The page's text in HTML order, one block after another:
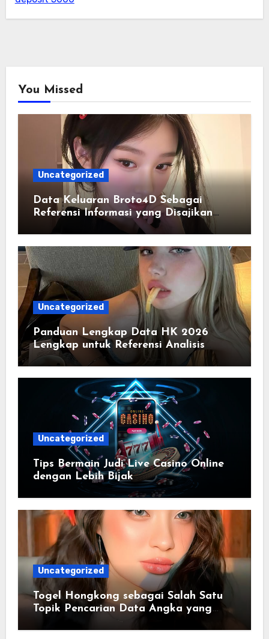
You Missed
Uncategorized
Data Keluaran Broto4D Sebagai
Referensi Informasi yang Disajikan
Secara Sistematis
Uncategorized
Panduan Lengkap Data HK 2026
Lengkap untuk Referensi Analisis
Harian
Uncategorized
Tips Bermain Judi Live Casino Online
dengan Lebih Bijak
Uncategorized
Togel Hongkong sebagai Salah Satu
Topik Pencarian Data Angka yang